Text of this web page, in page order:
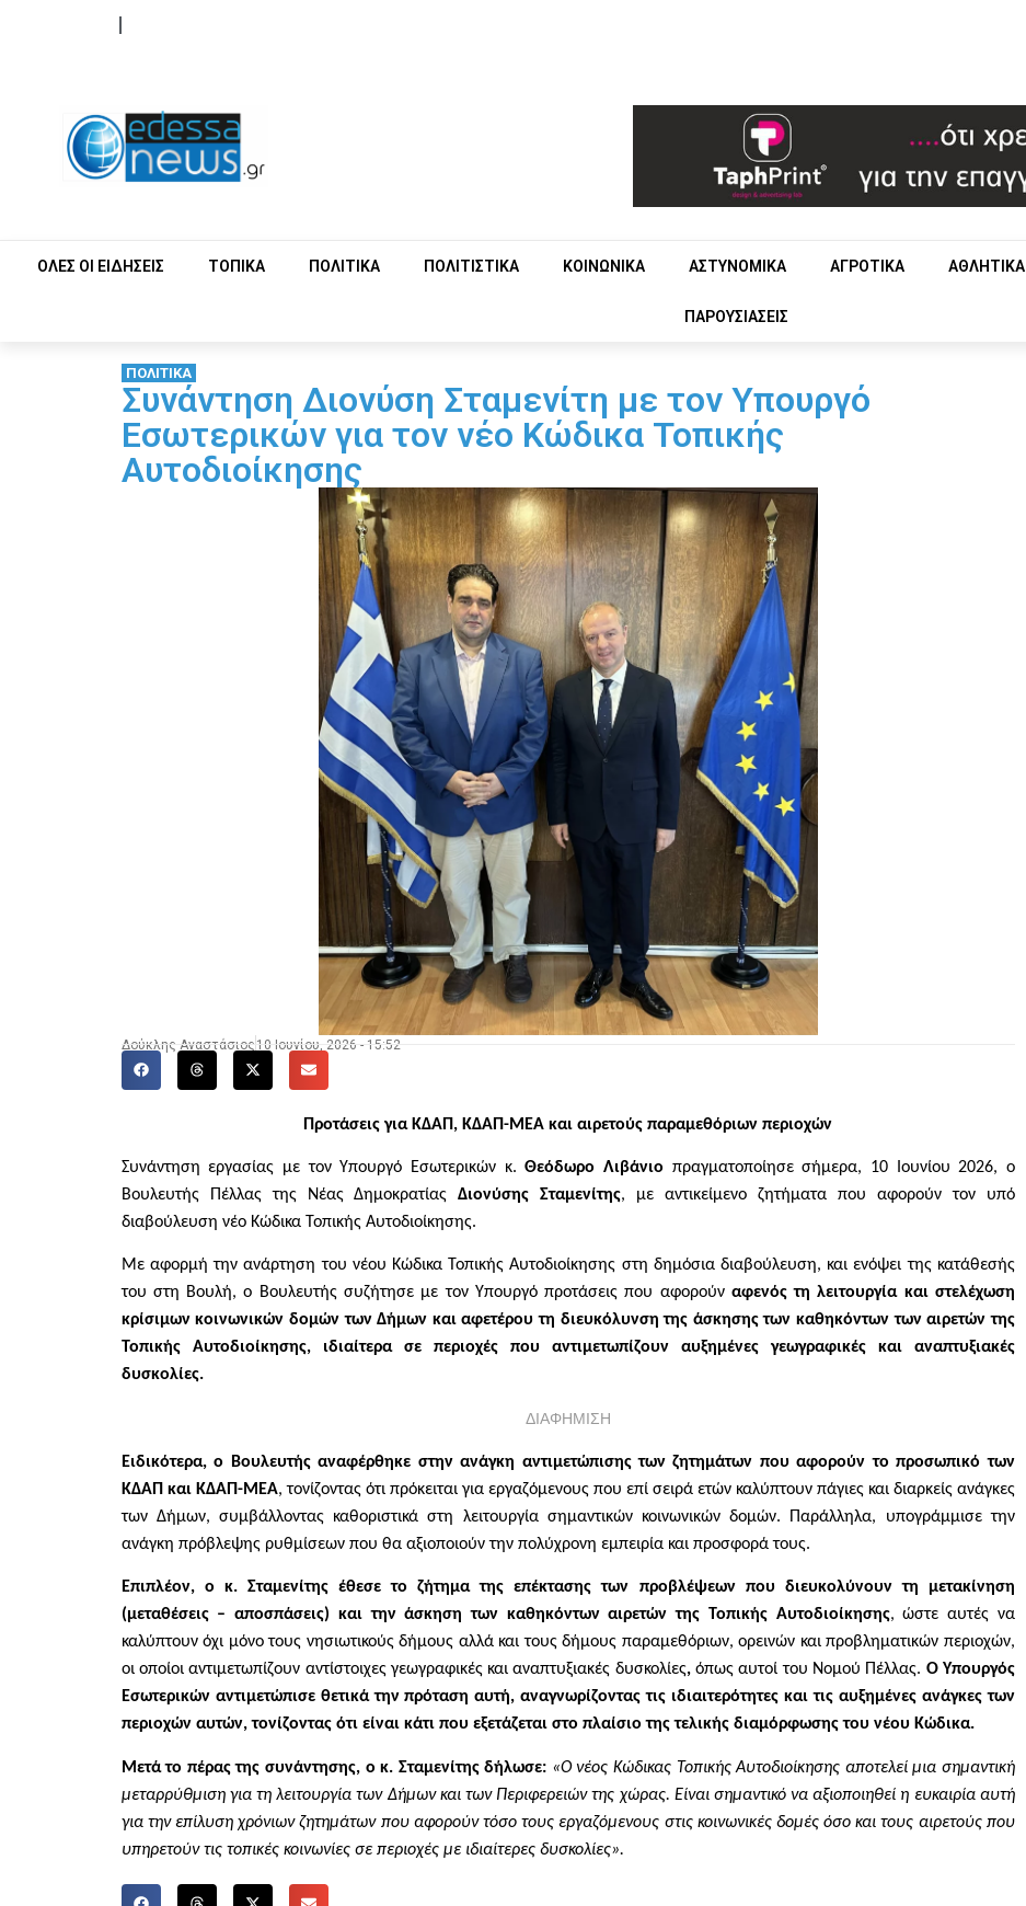
ΟΛΕΣ ΟΙ ΕΙΔΗΣΕΙΣ ΤΟΠΙΚΑ ΠΟΛΙΤΙΚΑ ΠΟΛΙΤΙΣΤΙΚΑ ΚΟΙΝΩΝΙΚΑ ΑΣΤΥΝΟΜΙΚΑ ΑΓΡΟΤΙΚΑ ΑΘΛΗΤΙΚΑ
ΠΑΡΟΥΣΙΑΣΕΙΣ
ΠΟΛΙΤΙΚΑ
Συνάντηση Διονύση Σταμενίτη με τον Υπουργό
Εσωτερικών για τον νέο Κώδικα Τοπικής
Αυτοδιοίκησης
Δούκλης Αναστάσιος 10 Ιουνίου, 2026 - 15:52
Προτάσεις για ΚΔΑΠ, ΚΔΑΠ-ΜΕΑ και αιρετούς παραμεθόριων περιοχών
Συνάντηση εργασίας με τον Υπουργό Εσωτερικών κ.Θεόδωρο Λιβάνιο πραγματοποίησε σήμερα, 10 Ιουνίου 2026, ο
Βουλευτής Πέλλας της Νέας ΔημοκρατίαςΔιονύσης Σταμενίτης, με αντικείμενο ζητήματα που αφορούν τον υπό
διαβούλευση νέο Κώδικα Τοπικής Αυτοδιοίκησης.
Με αφορμή την ανάρτηση του νέου Κώδικα Τοπικής Αυτοδιοίκησης στη δημόσια διαβούλευση, και ενόψει της κατάθεσής
του στη Βουλή, ο Βουλευτής συζήτησε με τον Υπουργό προτάσεις που αφορούν αφενός τη λειτουργία και στελέχωση
κρίσιμων κοινωνικών δομών των Δήμων και αφετέρου τη διευκόλυνση της άσκησης των καθηκόντων των αιρετών της
Τοπικής Αυτοδιοίκησης, ιδιαίτερα σε περιοχές που αντιμετωπίζουν αυξημένες γεωγραφικές και αναπτυξιακές
δυσκολίες.
ΔΙΑΦΗΜΙΣΗ
Ειδικότερα, ο Βουλευτής αναφέρθηκε στην ανάγκη αντιμετώπισης των ζητημάτων που αφορούν το προσωπικό των
ΚΔΑΠ και ΚΔΑΠ-ΜΕΑ, τονίζοντας ότι πρόκειται για εργαζόμενους που επί σειρά ετών καλύπτουν πάγιες και διαρκείς ανάγκες
των Δήμων, συμβάλλοντας καθοριστικά στη λειτουργία σημαντικών κοινωνικών δομών. Παράλληλα, υπογράμμισε την
ανάγκη πρόβλεψης ρυθμίσεων που θα αξιοποιούν την πολύχρονη εμπειρία και προσφορά τους.
Επιπλέον, ο κ. Σταμενίτης έθεσε το ζήτημα της επέκτασης των προβλέψεων που διευκολύνουν τη μετακίνηση
(μεταθέσεις – αποσπάσεις) και την άσκηση των καθηκόντων αιρετών της Τοπικής Αυτοδιοίκησης, ώστε αυτές να
καλύπτουν όχι μόνο τους νησιωτικούς δήμους αλλά και τους δήμους παραμεθόριων, ορεινών και προβληματικών περιοχών,
οι οποίοι αντιμετωπίζουν αντίστοιχες γεωγραφικές και αναπτυξιακές δυσκολίες,όπως αυτοί του Νομού Πέλλας. Ο Υπουργός
Εσωτερικών αντιμετώπισε θετικά την πρόταση αυτή, αναγνωρίζοντας τις ιδιαιτερότητες και τις αυξημένες ανάγκες των
περιοχών αυτών, τονίζοντας ότι είναι κάτι που εξετάζεται στο πλαίσιο της τελικής διαμόρφωσης του νέου Κώδικα.
Μετά το πέρας της συνάντησης, ο κ. Σταμενίτης δήλωσε: «Ο νέος Κώδικας Τοπικής Αυτοδιοίκησης αποτελεί μια σημαντική
μεταρρύθμιση για τη λειτουργία των Δήμων και των Περιφερειών της χώρας. Είναι σημαντικό να αξιοποιηθεί η ευκαιρία αυτή
για την επίλυση χρόνιων ζητημάτων που αφορούν τόσο τους εργαζόμενους στις κοινωνικές δομές όσο και τους αιρετούς που
υπηρετούν τις τοπικές κοινωνίες σε περιοχές με ιδιαίτερες δυσκολίες».